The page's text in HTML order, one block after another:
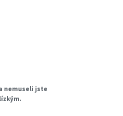
nemuseli jste